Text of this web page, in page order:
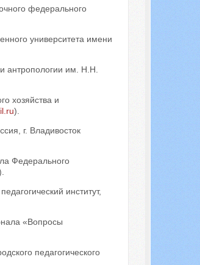
федерального
университета имени
и антропологии им. Н.Н.
хозяйства и
).
г. Владивосток
Федерального
институт,
«Вопросы
педагогического